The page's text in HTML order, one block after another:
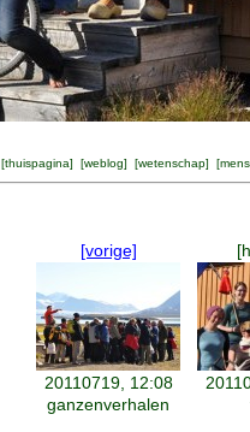
[thuispagina] [weblog] [wetenschap] [
[vorige]
20110719, 12:08
ganzenverhalen